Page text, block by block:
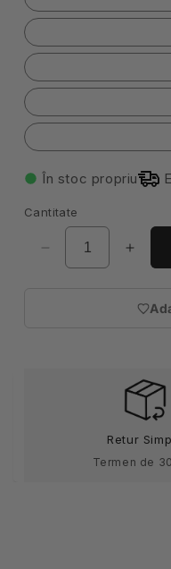
În stoc propriu
Cantitate
Reduceți
cantitatea
Confort
Tricou
gri
unisex
190g
Retur
Termen de